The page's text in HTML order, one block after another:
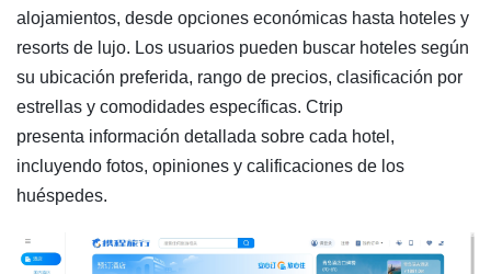
alojamientos, desde opciones económicas hasta hoteles y
resorts de lujo. Los usuarios pueden buscar hoteles según
su ubicación preferida, rango de precios, clasificación por
estrellas y comodidades específicas. Ctrip
presenta información detallada sobre cada hotel,
incluyendo fotos, opiniones y calificaciones de los
huéspedes.